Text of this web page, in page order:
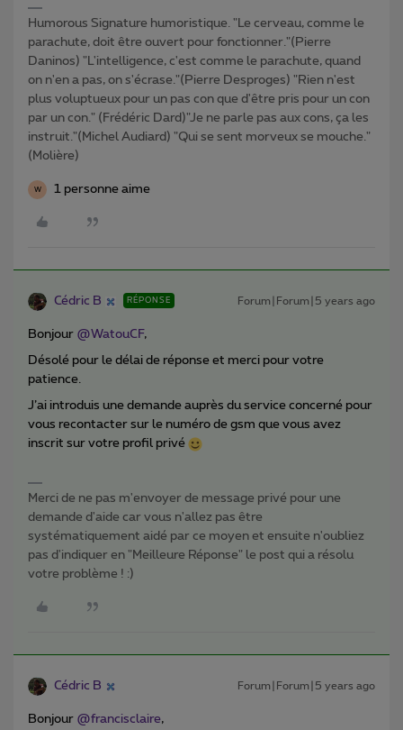
Humorous Signature humoristique. "Le cerveau, comme le
parachute, doit être ouvert pour fonctionner."(Pierre
Daninos) "L'intelligence, c'est comme le parachute, quand
on n'en a pas, on s'écrase."(Pierre Desproges) "Rien n'est
plus voluptueux pour un pas con que d'être pris pour un con
par un con." (Frédéric Dard)"Je ne parle pas aux cons, ça les
instruit."(Michel Audiard) "Qui se sent morveux se mouche."
(Molière)
W 1 personne aime
Cédric B RÉPONSE Forum|Forum|5 years ago
Bonjour @WatouCF,
Désolé pour le délai de réponse et merci pour votre
patience.
J’ai introduis une demande auprès du service concerné pour
vous recontacter sur le numéro de gsm que vous avez
inscrit sur votre profil privé
Merci de ne pas m'envoyer de message privé pour une
demande d'aide car vous n'allez pas être
systématiquement aidé par ce moyen et ensuite n'oubliez
pas d'indiquer en "Meilleure Réponse" le post qui a résolu
votre problème ! :)
Cédric B Forum|Forum|5 years ago
Bonjour @francisclaire,